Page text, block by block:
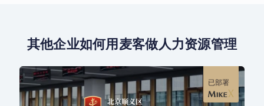
其他企业如何用麦客做人力资源管理
已部署